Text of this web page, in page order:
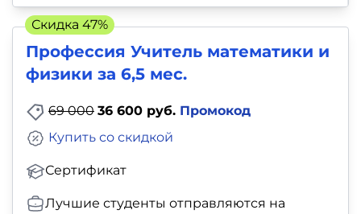
Профессия Учитель математики и
физики за 6,5 мес.
69 000 36 600 руб. Промокод
Сертификат
Купить со скидкой
Лучшие студенты отправляются на
Скидка 47%